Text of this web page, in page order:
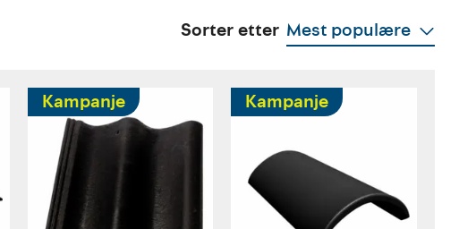
Sorter etter Mest populære
Kampanje Kampanje